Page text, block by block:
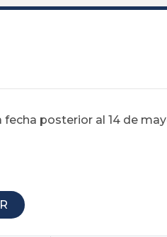
posterior al 14 de